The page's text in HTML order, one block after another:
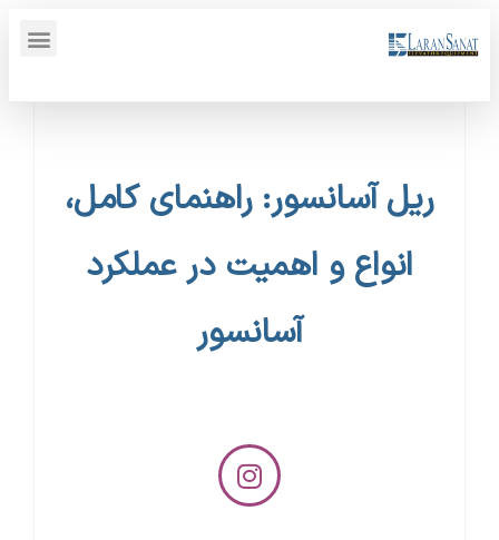
ریل آسانسور: راهنمای کامل،
انواع و اهمیت در عملکرد
آسانسور